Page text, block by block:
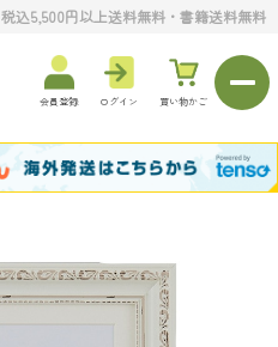
税込5,500円以上送料無料・書籍送料無料
会員登録 ログイン 買い物かご